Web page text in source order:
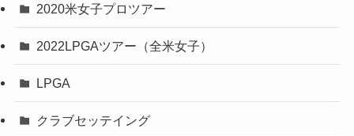
2020米女子プロツアー
2022LPGAツアー（全米女子）
LPGA
クラブセッテイング